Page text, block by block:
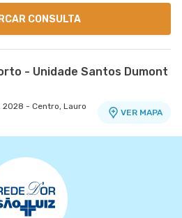
CONSULTA
- Unidade Santos Dumont
2028 - Centro, Lauro
VER MAPA